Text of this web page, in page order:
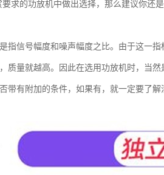
求的功放机中做出选择，那么建议你还
指信号幅度和噪声幅度之比。由于这一
量就越高。因此在选用功放机时，当然
带有附加的条件，如果有，就一定要了